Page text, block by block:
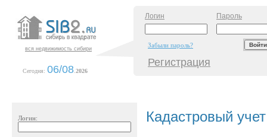
вся недвижимость сибири
Сегодня: 06/08 2026
Логин Пароль
Забыли пароль?
Регистрация
Логин: Кадастровый учет